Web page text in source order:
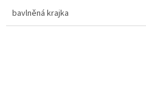
bavlněná krajka